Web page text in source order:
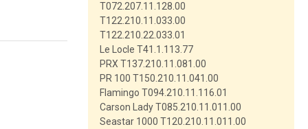
T072.207.11.128.00
T122.210.11.033.00
T122.210.22.033.01
Le Locle T41.1.113.77
PRX T137.210.11.081.00
PR 100 T150.210.11.041.00
Flamingo T094.210.11.116.01
Carson Lady T085.210.11.011.00
Seastar 1000 T120.210.11.011.00